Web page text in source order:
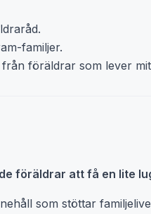
familjer.
föräldrar som lever
föräldrar att få en lite
som stöttar